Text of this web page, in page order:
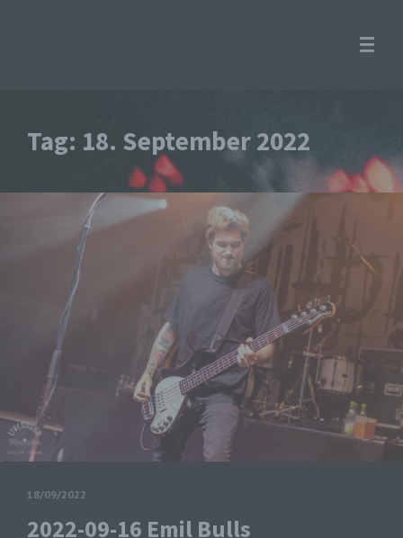
Tag: 18. September 2022
18/09/2022
2022-09-16 Emil Bulls